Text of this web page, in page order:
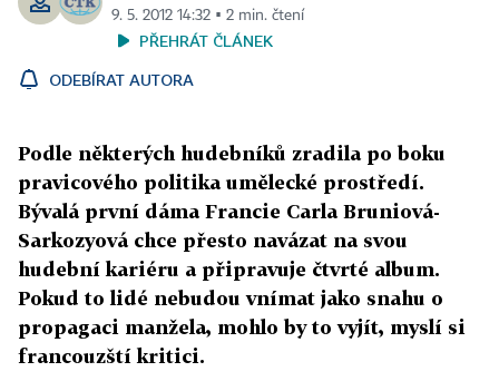
9. 5. 2012 14:32 ▪ 2 min. čtení
PŘEHRÁT ČLÁNEK
ODEBÍRAT AUTORA
Podle některých hudebníků zradila po boku
pravicového politika umělecké prostředí.
Bývalá první dáma Francie Carla Bruniová-
Sarkozyová chce přesto navázat na svou
hudební kariéru a připravuje čtvrté album.
Pokud to lidé nebudou vnímat jako snahu o
propagaci manžela, mohlo by to vyjít, myslí si
francouzští kritici.